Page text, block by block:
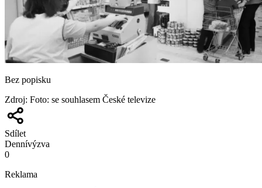
Bez popisku
Zdroj: Foto: se souhlasem České televize
Sdílet
Dennívýzva
0
Reklama